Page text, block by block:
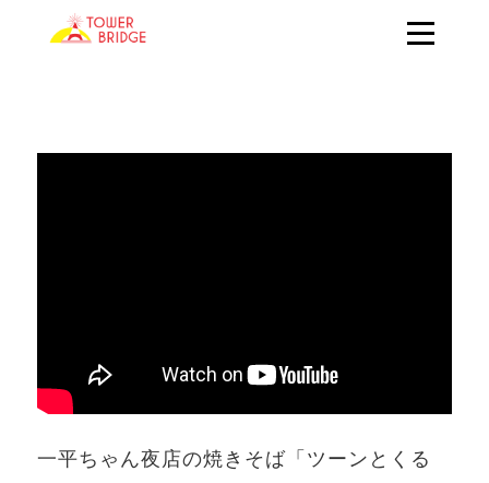
一平ちゃん夜店の焼きそば「ツーンとくる